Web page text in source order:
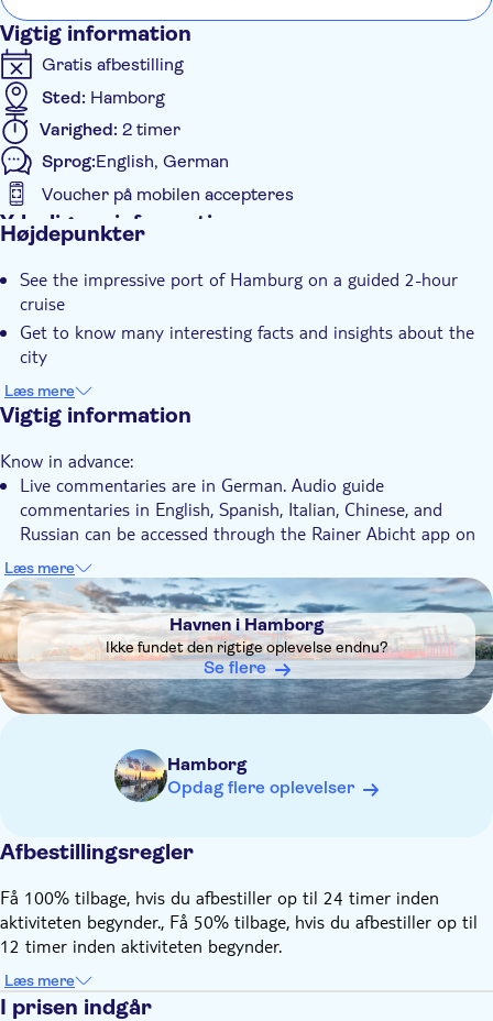
Vigtig information
Gratis afbestilling
Sted: Hamborg
Varighed: 2 timer
Sprog:English, German
Voucher på mobilen accepteres
Yderligere information
Guidet Tur
Elektronisk billet
Med audioguide
Dyrevenlig
Højdepunkter
See the impressive port of Hamburg on a guided 2-hour
cruise
Get to know many interesting facts and insights about the
city
Enjoy the maritime flair under colorful crowds and marvel at
the characteristic skyline
Læs mere
Vigtig information
Know in advance:
Live commentaries are in German. Audio guide
commentaries in English, Spanish, Italian, Chinese, and
Russian can be accessed through the Rainer Abicht app on
Before embarking on the cruise, you'll need to download the
free Rainer Abicht app on your phone. It is advisable to do
this at least two hours in advance, allowing time and
ensuring a stable internet connection
Seats are not assigned with the purchase. You can freely
choose where to sit
Infants (age 0-3 ): free admission
Remember to bring:
Læs mere
DSA1Havnen i Hamborg
Havnen i Hamborg
Ikke fundet den rigtige oplevelse endnu?
Se flere
Hamborg
Opdag flere oplevelser
Afbestillingsregler
Få 100% tilbage, hvis du afbestiller op til 24 timer inden
aktiviteten begynder., Få 50% tilbage, hvis du afbestiller op til
12 timer inden aktiviteten begynder.
Læs mere
I prisen indgår